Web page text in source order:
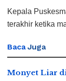
Kepala
terakhir ketika
Baca Juga
Monyet Liar